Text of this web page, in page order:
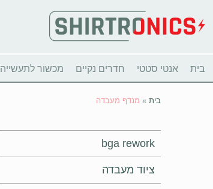
בית אנטי סטטי חדרים נקיים מכשור לתעשייה
בית » מנדף מעבדה
bga rework
ציוד מעבדה